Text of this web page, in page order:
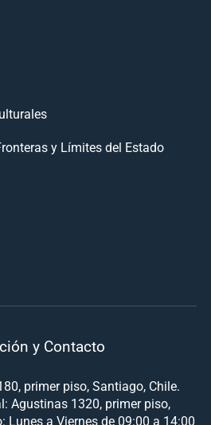
y Límites del Estado
y Contacto
primer piso, Santiago, Chile.
Agustinas 1320, primer piso,
Lunes a Viernes de 09:00 a 14:00